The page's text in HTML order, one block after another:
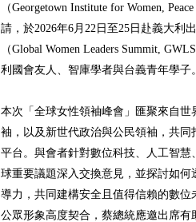
（Georgetown Institute for Women,
請，於2026年6月22日至25日赴義大利
（Global Women Leaders Summit,
利國會友人、智庫學者與台義青年學子
本次「全球女性領袖峰會」匯聚來自
袖，以及新世代政治與公民領袖，共
平台。與會者針對數位科技、人工智
球重要議題深入交換意見，並探討如
導力，共同建構安全且值得信賴的數
公眾形象高度契合，蔡總統應邀出席